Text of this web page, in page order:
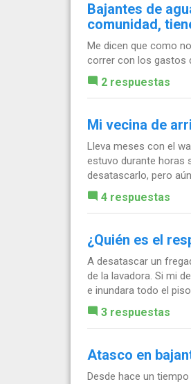
Bajantes de
comunidad,
Me dicen que como
correr con los gastos
2 respuestas
Mi vecina de
Lleva meses con el
estuvo durante horas
desatascarlo, pero
4 respuestas
¿Quién es el
A desatascar un
de la lavadora. Si mi
e inundara todo el
3 respuestas
Atasco en
Desde hace un